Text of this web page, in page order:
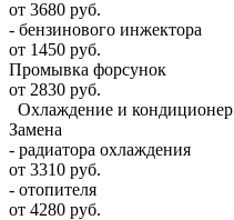
от 3680 руб.
- бензинового инжектора
от 1450 руб.
Промывка форсунок
от 2830 руб.
Охлаждение и кондиционер
Замена
- радиатора охлаждения
от 3310 руб.
- отопителя
от 4280 руб.